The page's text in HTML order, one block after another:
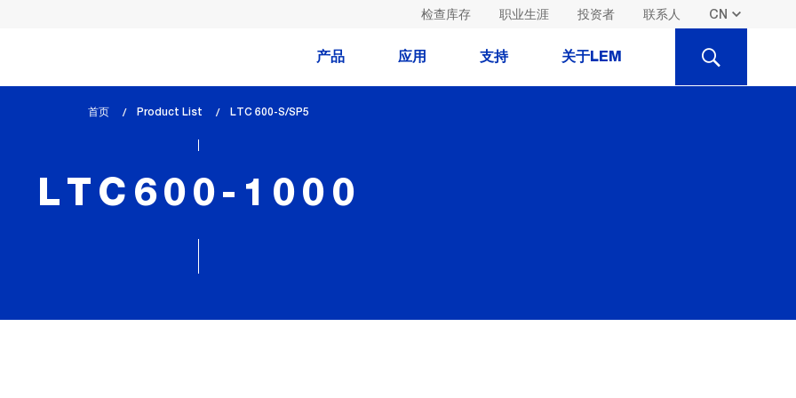
检查库存 职业生涯 投资者 联系人
产品 应用 支持 关于LEM SEARCH
首页 Product List
lem_current_page
LTC 600-S/SP5
LTC600-1000